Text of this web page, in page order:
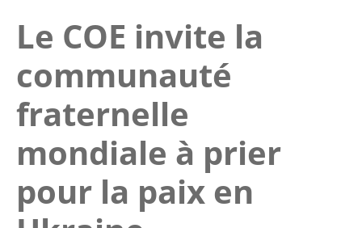
Le COE invite la
communauté
fraternelle
mondiale à prier
pour la paix en